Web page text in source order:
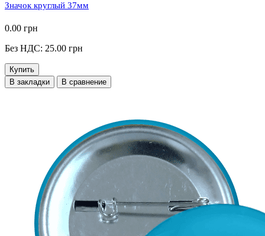
Значок круглый 37мм
0.00 грн
Без НДС: 25.00 грн
Купить
В закладки
В сравнение